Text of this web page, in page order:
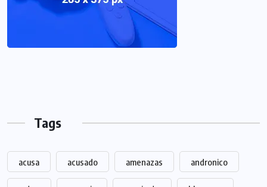
Tags
acusa acusado amenazas andronico